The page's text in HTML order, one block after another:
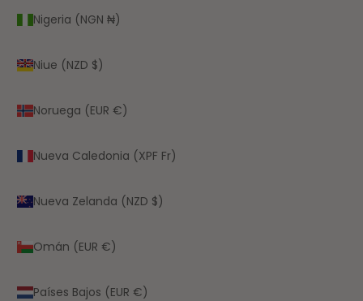
Nigeria (NGN ₦)
Niue (NZD $)
Noruega (EUR €)
Nueva Caledonia (XPF Fr)
Nueva Zelanda (NZD $)
Omán (EUR €)
Países Bajos (EUR €)